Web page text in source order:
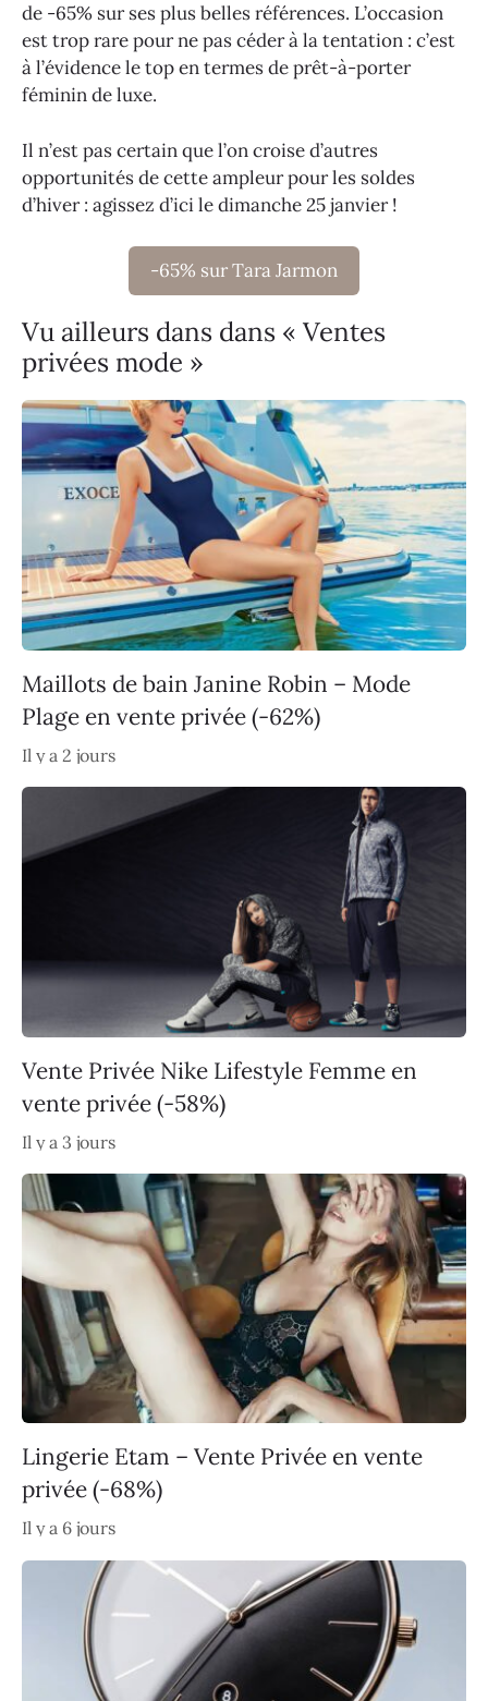
de -65% sur ses plus belles références. L’occasion
est trop rare pour ne pas céder à la tentation : c’est
à l’évidence le top en termes de prêt-à-porter
féminin de luxe.
Il n’est pas certain que l’on croise d’autres
opportunités de cette ampleur pour les soldes
d’hiver : agissez d’ici le dimanche 25 janvier !
-65% sur Tara Jarmon
Vu ailleurs dans dans « Ventes
privées mode »
Maillots de bain Janine Robin – Mode
Plage en vente privée (-62%)
Il y a 2 jours
Vente Privée Nike Lifestyle Femme en
vente privée (-58%)
Il y a 3 jours
Lingerie Etam – Vente Privée en vente
privée (-68%)
Il y a 6 jours